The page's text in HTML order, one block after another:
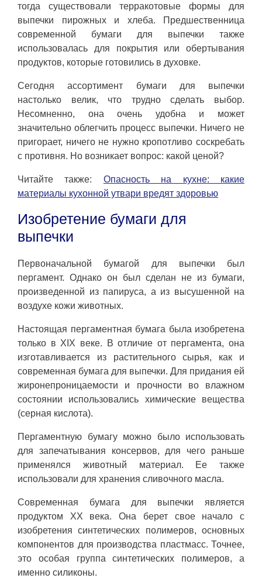
тогда существовали терракотовые формы для
выпечки пирожных и хлеба. Предшественница
современной бумаги для выпечки также
использовалась для покрытия или обертывания
продуктов, которые готовились в духовке.
Сегодня ассортимент бумаги для выпечки
настолько велик, что трудно сделать выбор.
Несомненно, она очень удобна и может
значительно облегчить процесс выпечки. Ничего не
пригорает, ничего не нужно кропотливо соскребать
с противня. Но возникает вопрос: какой ценой?
Читайте также: Опасность на кухне: какие
материалы кухонной утвари вредят здоровью
Изобретение бумаги для
выпечки
Первоначальной бумагой для выпечки был
пергамент. Однако он был сделан не из бумаги,
произведенной из папируса, а из высушенной на
воздухе кожи животных.
Настоящая пергаментная бумага была изобретена
только в XIX веке. В отличие от пергамента, она
изготавливается из растительного сырья, как и
современная бумага для выпечки. Для придания ей
жиронепроницаемости и прочности во влажном
состоянии использовались химические вещества
(серная кислота).
Пергаментную бумагу можно было использовать
для запечатывания консервов, для чего раньше
применялся животный материал. Ее также
использовали для хранения сливочного масла.
Современная бумага для выпечки является
продуктом XX века. Она берет свое начало с
изобретения синтетических полимеров, основных
компонентов для производства пластмасс. Точнее,
это особая группа синтетических полимеров, а
именно силиконы.